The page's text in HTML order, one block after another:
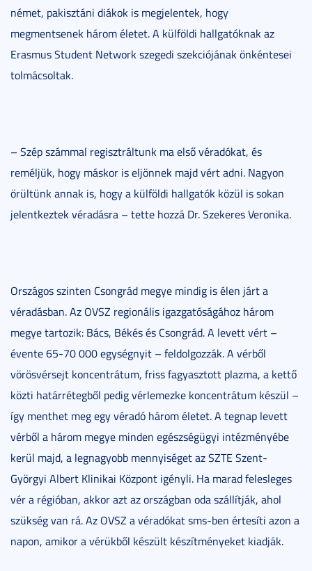
német, pakisztáni diákok is megjelentek, hogy
megmentsenek három életet. A külföldi hallgatóknak az
Erasmus Student Network szegedi szekciójának önkéntesei
tolmácsoltak.
– Szép számmal regisztráltunk ma első véradókat, és
reméljük, hogy máskor is eljönnek majd vért adni. Nagyon
örültünk annak is, hogy a külföldi hallgatók közül is sokan
jelentkeztek véradásra – tette hozzá Dr. Szekeres Veronika.
Országos szinten Csongrád megye mindig is élen járt a
véradásban. Az OVSZ regionális igazgatóságához három
megye tartozik: Bács, Békés és Csongrád. A levett vért –
évente 65-70 000 egységnyit – feldolgozzák. A vérből
vörösvérsejt koncentrátum, friss fagyasztott plazma, a kettő
közti határrétegből pedig vérlemezke koncentrátum készül –
így menthet meg egy véradó három életet. A tegnap levett
vérből a három megye minden egészségügyi intézményébe
kerül majd, a legnagyobb mennyiséget az SZTE Szent-
Györgyi Albert Klinikai Központ igényli. Ha marad felesleges
vér a régióban, akkor azt az országban oda szállítják, ahol
szükség van rá. Az OVSZ a véradókat sms-ben értesíti azon a
napon, amikor a vérükből készült készítményeket kiadják.